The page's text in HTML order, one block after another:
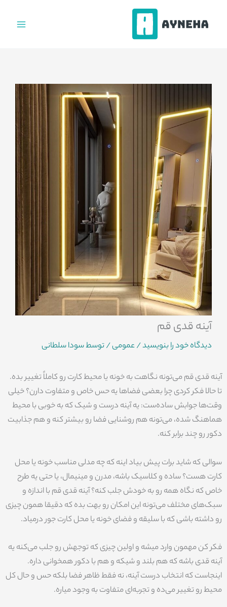
آینه قدی قم
دیدگاه‌ خود را بنویسید/عمومی/ توسطسودا سلطانی
آینه قدی قم می‌تونه نگاهت به خونه یا محیط کارت رو کاملاً تغییر بده.
تا حالا فکر کردی چرا بعضی فضاها یه حس خاص و متفاوت دارن؟ خیلی
وقت‌ها جوابش ساده‌ست: یه آینه درست و شیک که به خوبی با محیط
هماهنگ شده، می‌تونه هم روشنایی فضا رو بیشتر کنه و هم جذابیت
دکور رو چند برابر کنه.
سوالی که شاید برات پیش بیاد اینه که چه مدلی مناسب خونه یا محل
کارت هست؟ ساده و کلاسیک باشه، مدرن و مینیمال، یا حتی یه طرح
خاص که نگاه همه رو به خودش جلب کنه؟ آینه قدی قم با اندازه و
سبک‌های مختلف می‌تونه این امکان رو بهت بده که دقیقا همون چیزی
رو داشته باشی که با سلیقه و فضای خونه یا محل کارت جور درمیاد.
فکر کن مهمون وارد میشه و اولین چیزی که توجهش رو جلب می‌کنه یه
آینه قدی باشه که هم بلند و شیکه و هم با دکور همخوانی داره.
اینجاست که انتخاب درست آینه، نه فقط ظاهر فضا بلکه حس و حال کل
محیط رو تغییر می‌ده و تجربه‌ای متفاوت به وجود میاره.